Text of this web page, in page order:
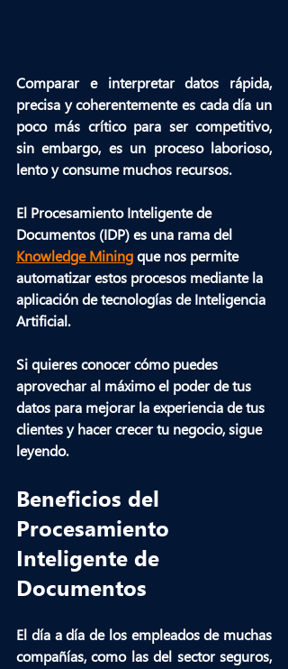
Comparar e interpretar datos rápida,
precisa y coherentemente es cada día un
poco más crítico para ser competitivo,
sin embargo, es un proceso laborioso,
lento y consume muchos recursos.
El Procesamiento Inteligente de
Documentos (IDP) es una rama del
Knowledge Mining que nos permite
automatizar estos procesos mediante la
aplicación de tecnologías de Inteligencia
Artificial.
Si quieres conocer cómo puedes
aprovechar al máximo el poder de tus
datos para mejorar la experiencia de tus
clientes y hacer crecer tu negocio, sigue
leyendo.
Beneficios del
Procesamiento
Inteligente de
Documentos
El día a día de los empleados de muchas
compañías, como las del sector seguros,